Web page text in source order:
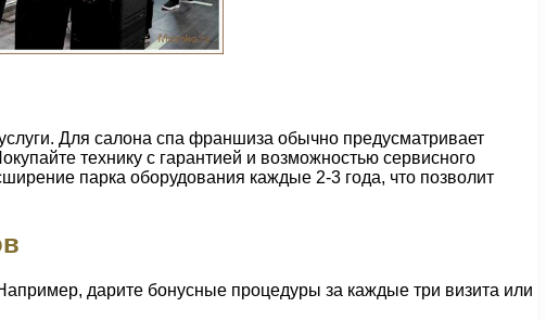
Для салона спа франшиза обычно предусматривает
технику с гарантией и возможностью сервисного
парка оборудования каждые 2-3 года, что позволит
дарите бонусные процедуры за каждые три визита или